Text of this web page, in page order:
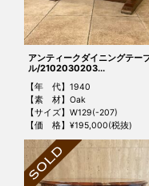
アンティークダイニングテー
ル/2102030203...
【年 代】1940
【素 材】Oak
【サイズ】W129(-207)
【価 格】¥195,000(税抜)